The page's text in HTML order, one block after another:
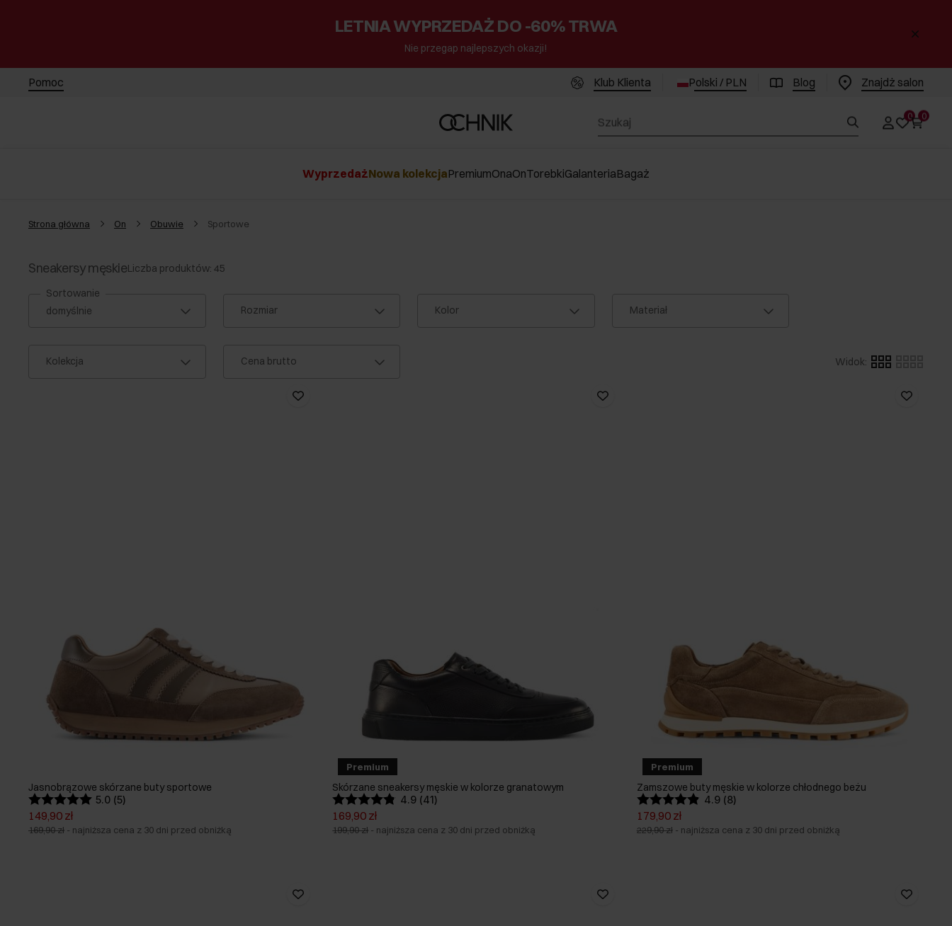
LETNIA WYPRZEDAŻ DO -60% TRWA
Nie przegap najlepszych okazji!
Pomoc Klub Klienta Polski / PLN Blog Znajdż salon
0 0
WyprzedażNowa kolekcjaPremiumOnaOnTorebkiGalanteriaBagaż
Strona główna On Obuwie Sportowe
Sneakersy męskieLiczba produktów: 45
Sortowanie
Rozmiar
Kolor Materiał
Kolekcja Cena brutto Widok:
Jasnobrązowe skórzane buty sportowe
5.0 (5)
149,90 zł
169,90 zł - najniższa cena z 30 dni przed obniżką
Premium
Skórzane sneakersy męskie w kolorze granatowym
4.9 (41)
169,90 zł
199,90 zł - najniższa cena z 30 dni przed obniżką
Premium
Zamszowe buty męskie w kolorze chłodnego beżu
4.9 (8)
179,90 zł
229,90 zł - najniższa cena z 30 dni przed obniżką